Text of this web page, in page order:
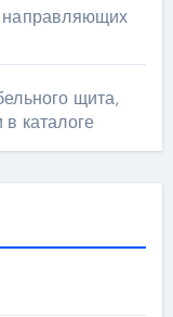
направляющих
щита,
каталоге